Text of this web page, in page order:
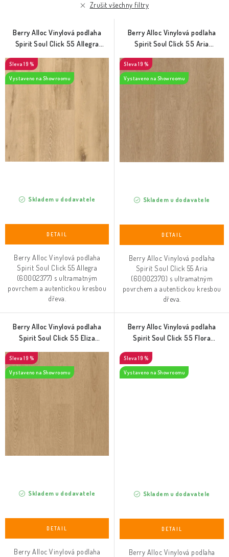
k
t
ů
u
k
t
Zrušit všechny filtry
Berry Alloc Vinylová podlaha
Spirit Soul Click 55 Allegra
19 %
Vystaveno na Showroomu
Skladem u dodavatele
Berry Alloc Vinylová podlaha
Spirit Soul Click 55 Allegra
(60002377) s ultramatným
povrchem a autentickou kresbou
dřeva.
Berry Alloc Vinylová podlaha
Spirit Soul Click 55 Aria
19 %
Vystaveno na Showroomu
Skladem u dodavatele
Berry Alloc Vinylová podlaha
Spirit Soul Click 55 Aria
(60002370) s ultramatným
povrchem a autentickou kresbou
dřeva.
Berry Alloc Vinylová podlaha
Spirit Soul Click 55 Eliza
19 %
Vystaveno na Showroomu
Skladem u dodavatele
Berry Alloc Vinylová podlaha
Berry Alloc Vinylová podlaha
Spirit Soul Click 55 Flora
19 %
Vystaveno na Showroomu
Skladem u dodavatele
Berry Alloc Vinylová podlaha